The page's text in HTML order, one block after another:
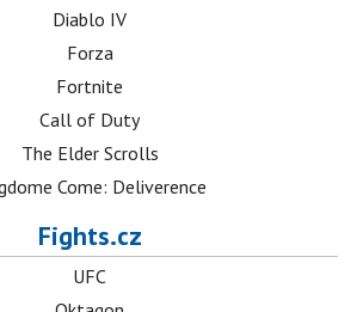
Diablo IV
Forza
Fortnite
Call of Duty
The Elder Scrolls
Come: Deliverence
Fights.cz
UFC